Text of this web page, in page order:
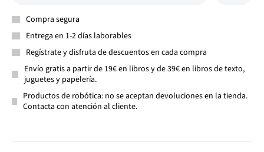
Compra segura
Entrega en 1-2 días laborables
Regístrate y disfruta de descuentos en cada compra
Envío gratis a partir de 19€ en libros y de 39€ en libros de texto,
juguetes y papelería.
Productos de robótica: no se aceptan devoluciones en la tienda.
Contacta con atención al cliente.